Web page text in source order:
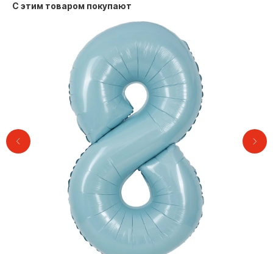
С этим товаром покупают
Контакты